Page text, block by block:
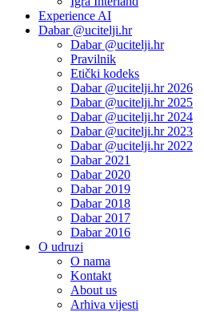
Experience AI
Dabar @ucitelji.hr
Dabar @ucitelji.hr
Pravilnik
Etički kodeks
Dabar @ucitelji.hr 2026
Dabar @ucitelji.hr 2025
Dabar @ucitelji.hr 2024
Dabar @ucitelji.hr 2023
Dabar @ucitelji.hr 2022
Dabar 2021
Dabar 2020
Dabar 2019
Dabar 2018
Dabar 2017
Dabar 2016
O udruzi
O nama
Kontakt
About us
Arhiva vijesti